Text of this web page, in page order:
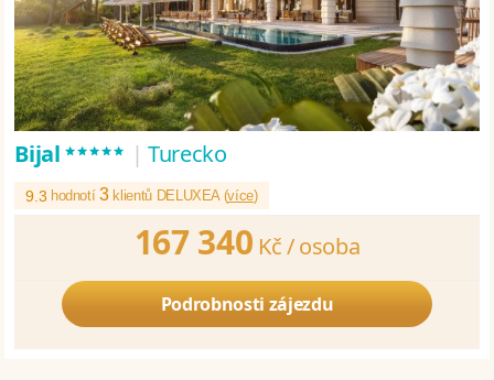
Bijal***** | Turecko
9.3 hodnotí3klientů DELUXEA (více)
167 340 Kč /osoba
Podrobnosti zájezdu